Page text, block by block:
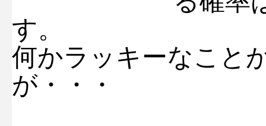
す。
何かラッキーなこと
が・・・